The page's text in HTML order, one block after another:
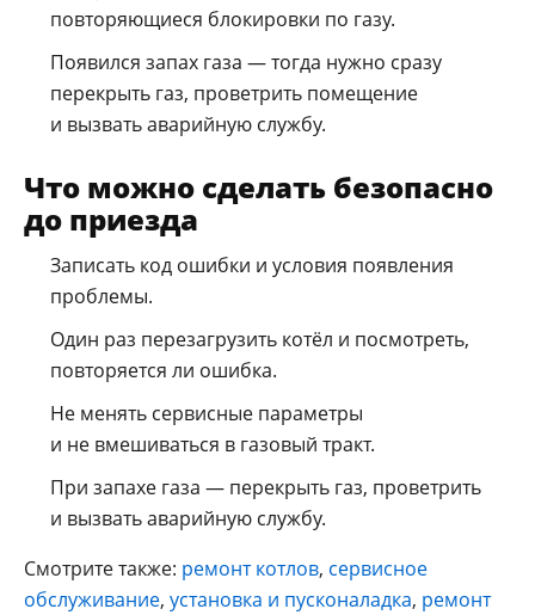
повторяющиеся блокировки по газу.
Появился запах газа — тогда нужно сразу
перекрыть газ, проветрить помещение
и вызвать аварийную службу.
Что можно сделать безопасно
до приезда
Записать код ошибки и условия появления
проблемы.
Один раз перезагрузить котёл и посмотреть,
повторяется ли ошибка.
Не менять сервисные параметры
и не вмешиваться в газовый тракт.
При запахе газа — перекрыть газ, проветрить
и вызвать аварийную службу.
Смотрите также: ремонт котлов, сервисное
обслуживание, установка и пусконаладка, ремонт